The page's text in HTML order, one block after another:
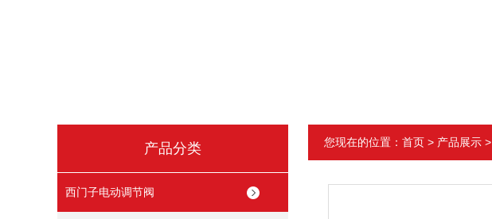
产品分类
西门子电动调节阀
您现在的位置： 首页 > 产品展示 >